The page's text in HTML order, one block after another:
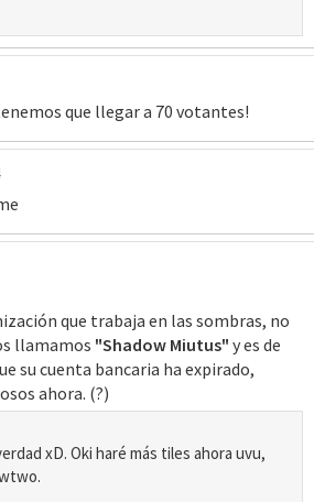
que llegar a 70 votantes!
que trabaja en las sombras, no
llamamos "Shadow Miutus" y es de
su cuenta bancaria ha expirado,
ahora. (?)
xD. Oki haré más tiles ahora uvu,